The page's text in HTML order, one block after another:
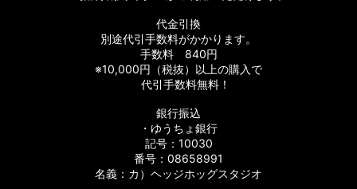
代金引換
別途代引手数料がかかります。
手数料 840円
※10,000円（税抜）以上の購入で
代引手数料無料！
銀行振込
・ゆうちょ銀行
記号：10030
番号：08658991
名義：カ）ヘッジホッグスタジオ